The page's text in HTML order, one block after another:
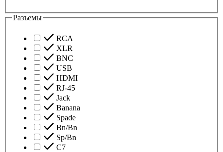
Разъемы
RCA
XLR
BNC
USB
HDMI
RJ-45
Jack
Banana
Spade
Bn/Bn
Sp/Bn
С7